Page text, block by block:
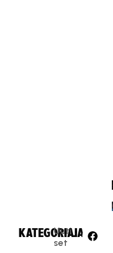
KATEGORIA:
Uuti
set
JAA: